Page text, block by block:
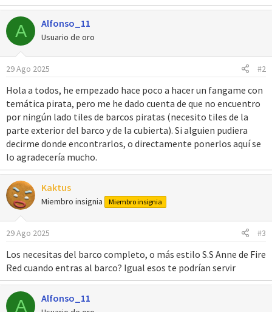
c
i
o
A Alfonso_11
Usuario de oro
29 Ago 2025 #2
Hola a todos, he empezado hace poco a hacer un fangame con
temática pirata, pero me he dado cuenta de que no encuentro
por ningún lado tiles de barcos piratas (necesito tiles de la
parte exterior del barco y de la cubierta). Si alguien pudiera
decirme donde encontrarlos, o directamente ponerlos aquí se
lo agradecería mucho.
Kaktus
Miembro insignia Miembro insignia
29 Ago 2025 #3
Los necesitas del barco completo, o más estilo S.S Anne de Fire
Red cuando entras al barco? Igual esos te podrían servir
A Alfonso_11